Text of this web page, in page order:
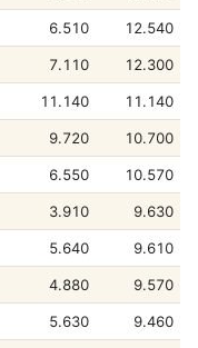
6.510 12.540
7.110 12.300
11.140 11.140
9.720 10.700
6.550 10.570
3.910 9.630
5.640 9.610
4.880 9.570
5.630 9.460